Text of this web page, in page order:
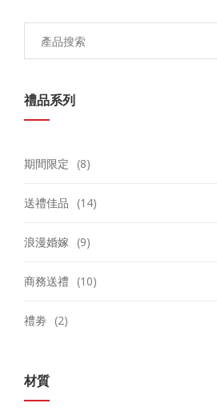
禮品系列
期間限定 (8)
送禮佳品 (14)
浪漫婚嫁 (9)
商務送禮 (10)
禮劵 (2)
材質